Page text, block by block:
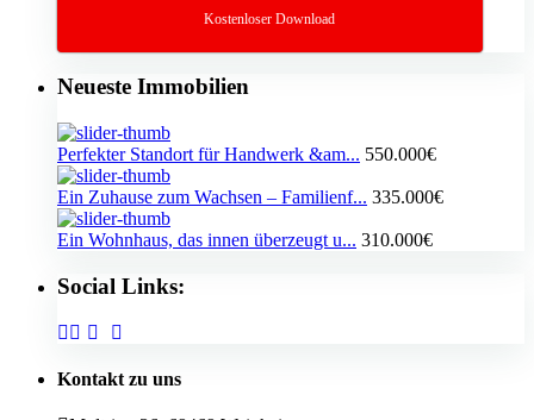
Kostenloser Download
Neueste Immobilien
Perfekter Standort für Handwerk &am... 550.000€
Ein Zuhause zum Wachsen – Familienf... 335.000€
Ein Wohnhaus, das innen überzeugt u... 310.000€
Social Links:
Kontakt zu uns